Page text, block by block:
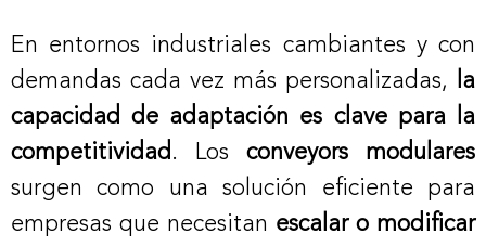
En entornos industriales cambiantes y con
demandas cada vez más personalizadas,
la
capacidad de adaptación es clave para la
competitividad . Los conveyors modulares
surgen como una solución eficiente para
empresas que necesitan escalar o modificar